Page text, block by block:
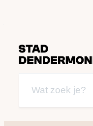
Dendermonde
Wat zoek je?